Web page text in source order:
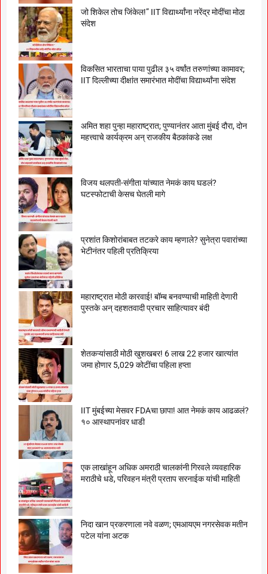
जो शिकेल तोच जिंकेल!” IIT विद्यार्थ्यांना नरेंद्र मोदींचा मोठा
संदेश
विकसित भारताचा पाया पुढील ३५ वर्षांत तरुणांच्या कामावर;
IIT दिल्लीच्या दीक्षांत समारंभात मोदींचा विद्यार्थ्यांना संदेश
अमित शहा पुन्हा महाराष्ट्रात; पुण्यानंतर आता मुंबई दौरा, दोन
महत्त्वाचे कार्यक्रम अन् राजकीय बैठकांकडे लक्ष
विजय थलपती-संगीता यांच्यात नेमकं काय घडलं?
घटस्फोटाची केसच घेतली मागे
प्रशांत किशोरांबाबत तटकरे काय म्हणाले? सुनेत्रा पवारांच्या
भेटीनंतर पहिली प्रतिक्रिया
महाराष्ट्रात मोठी कारवाई! बॉम्ब बनवण्याची माहिती देणारी
पुस्तके अन् दहशतवादी प्रचार साहित्यावर बंदी
शेतकऱ्यांसाठी मोठी खुशखबर! 6 लाख 22 हजार खात्यांत
जमा होणार 5,029 कोटींचा पहिला हप्ता
IIT मुंबईच्या मेसवर FDAचा छापा! आत नेमकं काय आढळलं?
१० आस्थापनांवर धाडी
एक लाखांहून अधिक अमराठी चालकांनी गिरवले व्यवहारिक
मराठीचे धडे, परिवहन मंत्री प्रताप सरनाईक यांची माहिती
निदा खान प्रकरणाला नवे वळण; एमआयएम नगरसेवक मतीन
पटेल यांना अटक